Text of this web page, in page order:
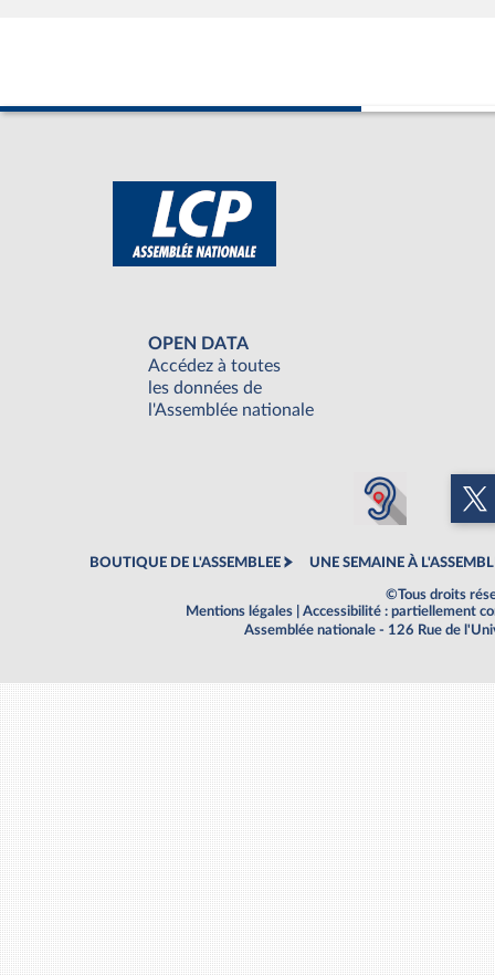
OPEN DATA
Accédez à toutes
les données de
l'Assemblée nationale
BOUTIQUE DE L'ASSEMBLEE UNE SEMAINE À
©Tous droits
Mentions légales
Accessibilité : partiellement
Assemblée nationale - 126 Rue de